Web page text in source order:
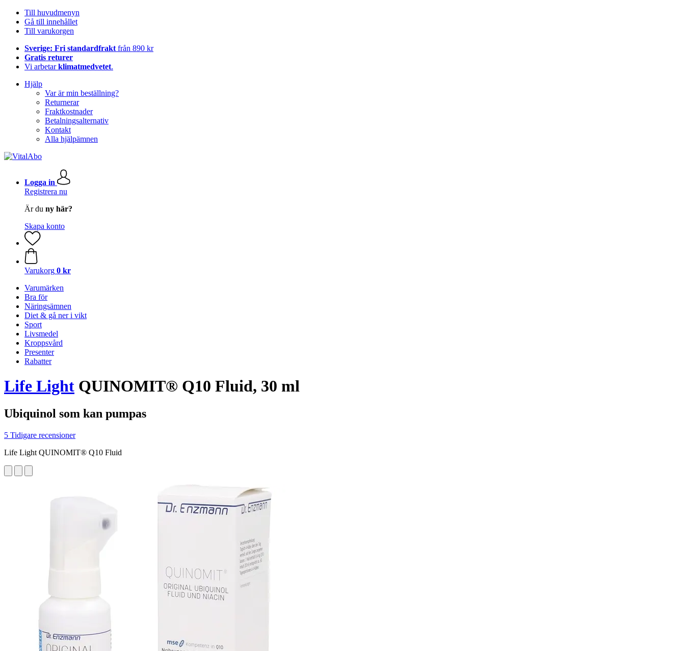
Till huvudmenyn
Gå till innehållet
Till varukorgen
Sverige: Fri standardfrakt från 890 kr
Gratis returer
Vi arbetarklimatmedvetet.
Hjälp
Var är min beställning?
Returnerar
Fraktkostnader
Betalningsalternativ
Kontakt
Alla hjälpämnen
Logga in
Registrera nu
Är du ny här?
Skapa konto
Varukorg 0 kr
Varumärken
Bra för
Näringsämnen
Diet & gå ner i vikt
Sport
Livsmedel
Kroppsvård
Presenter
Rabatter
Life Light QUINOMIT® Q10 Fluid, 30 ml
Ubiquinol som kan pumpas
5 Tidigare recensioner
Life Light QUINOMIT® Q10 Fluid